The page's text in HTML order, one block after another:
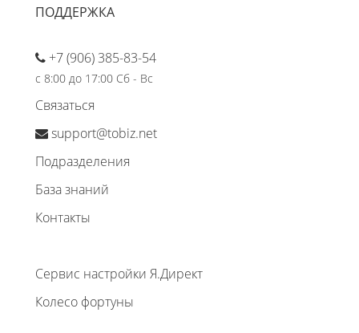
ПОДДЕРЖКА
+7 (906) 385-83-54
с 8:00 до 17:00 Сб - Вс
Связаться
support@tobiz.net
Подразделения
База знаний
Контакты
Сервис настройки Я.Директ
Колесо фортуны